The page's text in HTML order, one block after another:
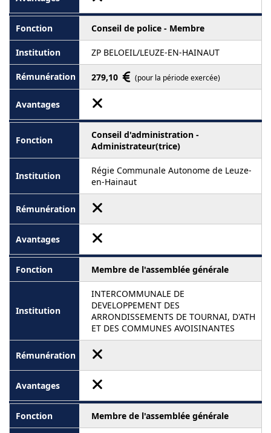
Conseil de police - Membre
ZP BELOEIL/LEUZE-EN-HAINAUT
279,10 (pour la période exercée)
Conseil d'administration -
Administrateur(trice)
Régie Communale Autonome de Leuze-
en-Hainaut
Membre de l'assemblée générale
INTERCOMMUNALE DE
DEVELOPPEMENT DES
ARRONDISSEMENTS DE TOURNAI, D'ATH
ET DES COMMUNES AVOISINANTES
Membre de l'assemblée générale